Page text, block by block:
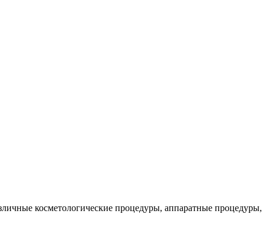
косметологические процедуры, аппаратные процедуры,